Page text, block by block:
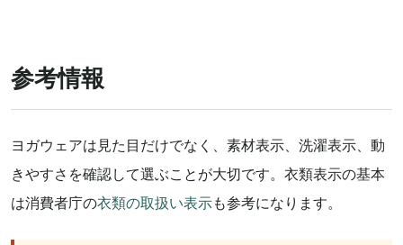
参考情報
ヨガウェアは見た目だけでなく、素材表示、洗濯表示、動
きやすさを確認して選ぶことが大切です。衣類表示の基本
は消費者庁の衣類の取扱い表示も参考になります。